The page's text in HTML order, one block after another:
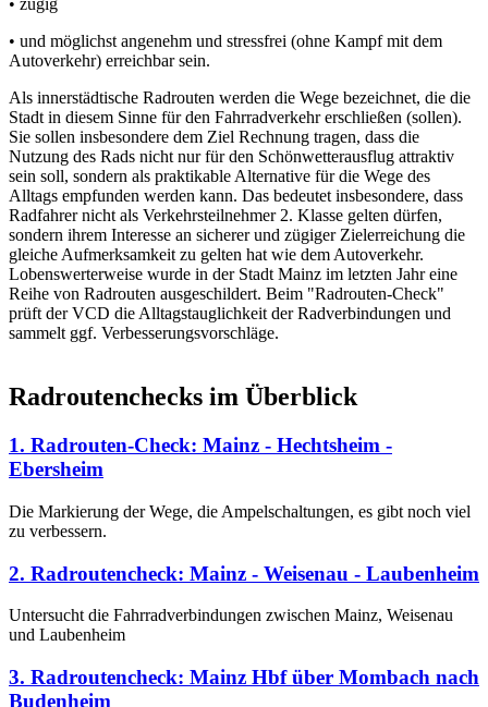
• zügig
• und möglichst angenehm und stressfrei (ohne Kampf mit dem
Autoverkehr) erreichbar sein.
Als innerstädtische Radrouten werden die Wege bezeichnet, die die
Stadt in diesem Sinne für den Fahrradverkehr erschließen (sollen).
Sie sollen insbesondere dem Ziel Rechnung tragen, dass die
Nutzung des Rads nicht nur für den Schönwetterausflug attraktiv
sein soll, sondern als praktikable Alternative für die Wege des
Alltags empfunden werden kann. Das bedeutet insbesondere, dass
Radfahrer nicht als Verkehrsteilnehmer 2. Klasse gelten dürfen,
sondern ihrem Interesse an sicherer und zügiger Zielerreichung die
gleiche Aufmerksamkeit zu gelten hat wie dem Autoverkehr.
Lobenswerterweise wurde in der Stadt Mainz im letzten Jahr eine
Reihe von Radrouten ausgeschildert. Beim "Radrouten-Check"
prüft der VCD die Alltagstauglichkeit der Radverbindungen und
sammelt ggf. Verbesserungsvorschläge.
Radroutenchecks im Überblick
1. Radrouten-Check: Mainz - Hechtsheim -
Ebersheim
Die Markierung der Wege, die Ampelschaltungen, es gibt noch viel
zu verbessern.
2. Radroutencheck: Mainz - Weisenau - Laubenheim
Untersucht die Fahrradverbindungen zwischen Mainz, Weisenau
und Laubenheim
3. Radroutencheck: Mainz Hbf über Mombach nach
Budenheim